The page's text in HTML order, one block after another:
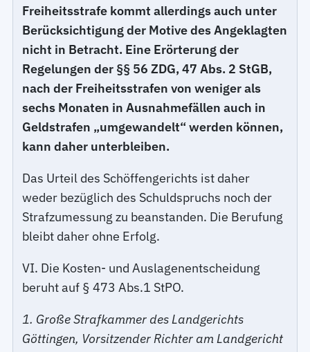
Freiheitsstrafe kommt allerdings auch unter
Berücksichtigung der Motive des Angeklagten
nicht in Betracht. Eine Erörterung der
Regelungen der §§ 56 ZDG, 47 Abs. 2 StGB,
nach der Freiheitsstrafen von weniger als
sechs Monaten in Ausnahmefällen auch in
Geldstrafen „umgewandelt“ werden können,
kann daher unterbleiben.
Das Urteil des Schöffengerichts ist daher
weder bezüglich des Schuldspruchs noch der
Strafzumessung zu beanstanden. Die Berufung
bleibt daher ohne Erfolg.
VI. Die Kosten- und Auslagenentscheidung
beruht auf § 473 Abs.1 StPO.
1. Große Strafkammer des Landgerichts
Göttingen, Vorsitzender Richter am Landgericht